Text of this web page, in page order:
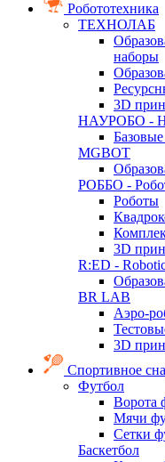
Робототехника
ТЕХНОЛАБ
наборы
3D
НАУРОБО -
MGBOT
РОББО -
Роботы
3D
R:ED -
BR LAB
Аэро-
3D
Спортивное
Футбол
Ворота
Мячи
Сетки
Баскетбол